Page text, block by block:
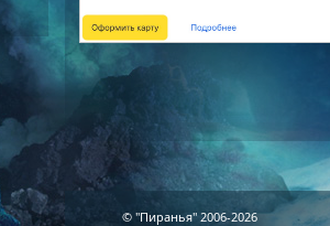
© "Пиранья" 2006-2026